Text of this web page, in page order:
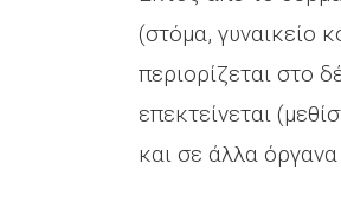
(στόμα, γυναικείο
περιορίζεται στο
επεκτείνεται
και σε άλλα